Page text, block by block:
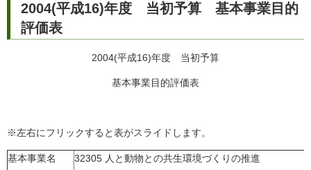
2004(平成16)年度 当初予算 基本事業目的
評価表
2004(平成16)年度 当初予算
基本事業目的評価表
※左右にフリックすると表がスライドします。
基本事業名 32305 人と動物との共生環境づくりの推進